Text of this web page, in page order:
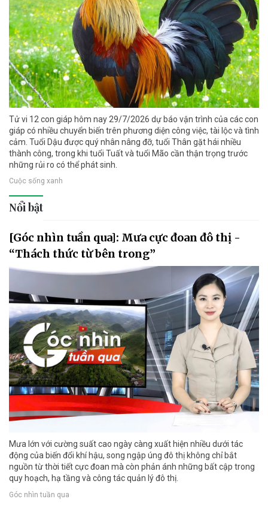
Tử vi 12 con giáp hôm nay 29/7/2026 dự báo vận trình của các con
giáp có nhiều chuyển biến trên phương diện công việc, tài lộc và tình
cảm. Tuổi Dậu được quý nhân nâng đỡ, tuổi Thân gặt hái nhiều
thành công, trong khi tuổi Tuất và tuổi Mão cần thận trọng trước
những rủi ro có thể phát sinh.
Cuộc sống xanh
Nổi bật
[Góc nhìn tuần qua]: Mưa cực đoan đô thị -
“Thách thức từ bên trong”
Mưa lớn với cường suất cao ngày càng xuất hiện nhiều dưới tác
động của biến đổi khí hậu, song ngập úng đô thị không chỉ bắt
nguồn từ thời tiết cực đoan mà còn phản ánh những bất cập trong
quy hoạch, hạ tầng và công tác quản lý đô thị.
Góc nhìn tuần qua